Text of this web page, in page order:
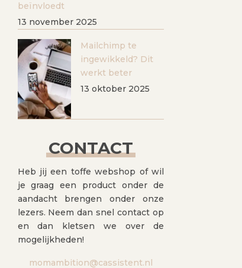
beïnvloedt
13 november 2025
Mailchimp te
ingewikkeld? Dit
werkt beter
13 oktober 2025
CONTACT
Heb jij een toffe webshop of wil
je graag een product onder de
aandacht brengen onder onze
lezers. Neem dan snel contact op
en dan kletsen we over de
mogelijkheden!
momambition@cassistent.nl